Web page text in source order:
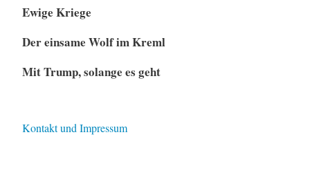
Ewige Kriege
Der einsame Wolf im Kreml
Mit Trump, solange es geht
Kontakt und Impressum